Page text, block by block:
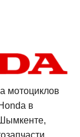
мотоциклов
в